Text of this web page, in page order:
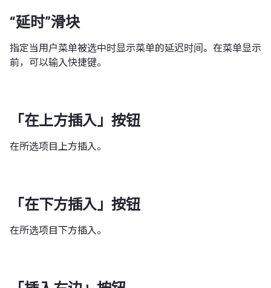
“延时”滑块
指定当用户菜单被选中时显示菜单的延迟时间。在菜单显示
前，可以输入快捷键。
「在上方插入」按钮
在所选项目上方插入。
「在下方插入」按钮
在所选项目下方插入。